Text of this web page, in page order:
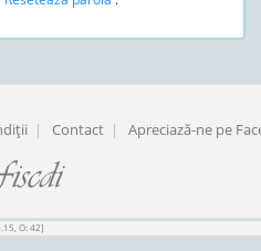
| Contact | Apreciază-ne pe
O: 42]